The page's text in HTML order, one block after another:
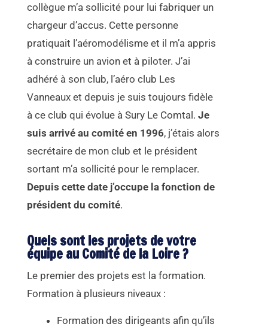
collègue m’a sollicité pour lui fabriquer un
chargeur d’accus. Cette personne
pratiquait l’aéromodélisme et il m’a appris
à construire un avion et à piloter. J’ai
adhéré à son club, l’aéro club Les
Vanneaux et depuis je suis toujours fidèle
à ce club qui évolue à Sury Le Comtal.Je
suis arrivé au comité en 1996, j’étais alors
secrétaire de mon club et le président
sortant m’a sollicité pour le remplacer.
Depuis cette date j’occupe la fonction de
président du comité.
Quels sont les projets de votre
équipe au Comité de la Loire ?
Le premier des projets est la formation.
Formation à plusieurs niveaux :
Formation des dirigeants afin qu’ils